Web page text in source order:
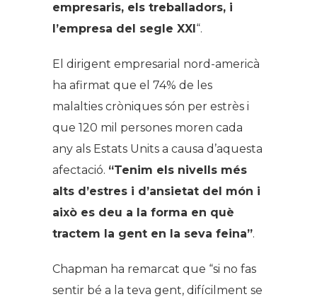
empresaris, els treballadors, i
l’empresa del segle XXI“.
El dirigent empresarial nord-americà
ha afirmat que el 74% de les
malalties cròniques són per estrès i
que 120 mil persones moren cada
any als Estats Units a causa d’aquesta
afectació. “Tenim els nivells més
alts d’estres i d’ansietat del món i
això es deu a la forma en què
tractem la gent en la seva feina”.
Chapman ha remarcat que “si no fas
sentir bé a la teva gent, difícilment se